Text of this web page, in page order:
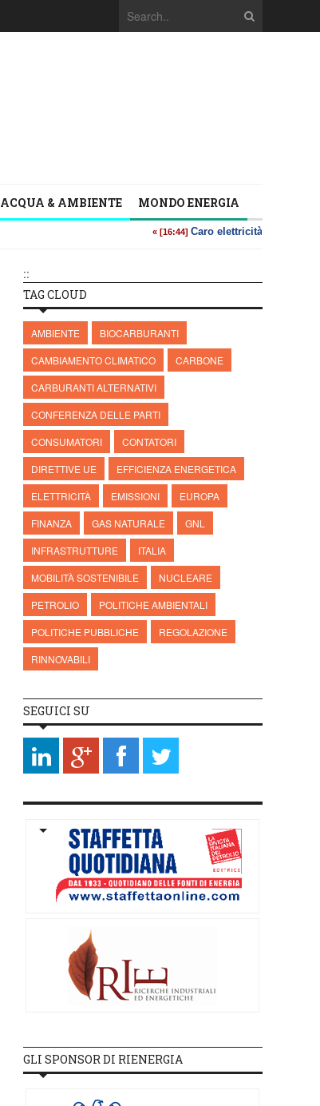
ACQUA & AMBIENTE MONDO ENERGIA
::
TAG CLOUD
AMBIENTE
BIOCARBURANTI
CAMBIAMENTO CLIMATICO
CARBONE
CARBURANTI ALTERNATIVI
CONFERENZA DELLE PARTI
CONSUMATORI
CONTATORI
DIRETTIVE UE
EFFICIENZA ENERGETICA
ELETTRICITÀ
EMISSIONI
EUROPA
FINANZA
GAS NATURALE
GNL
INFRASTRUTTURE
ITALIA
MOBILITÀ SOSTENIBILE
NUCLEARE
PETROLIO
POLITICHE AMBIENTALI
POLITICHE PUBBLICHE
REGOLAZIONE
RINNOVABILI
SEGUICI SU
GLI SPONSOR DI RIENERGIA